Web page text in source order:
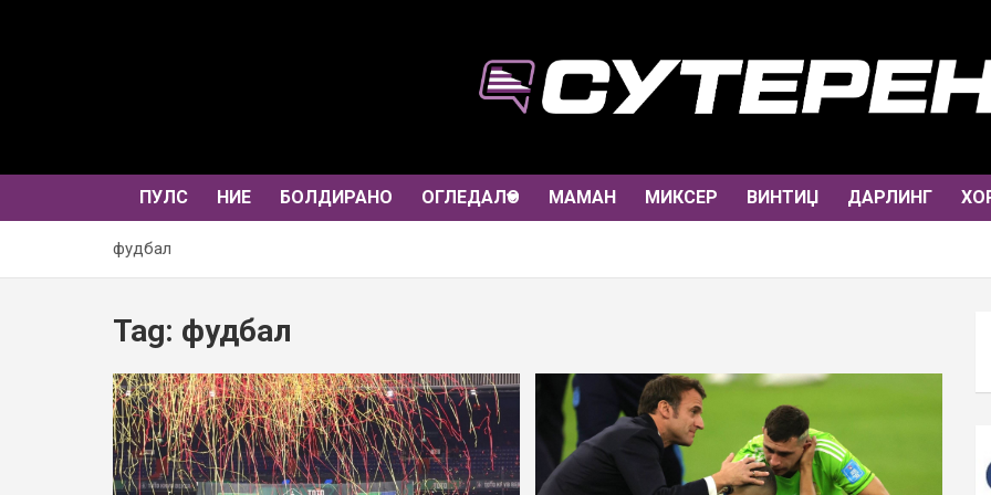
ПУЛС НИЕ БОЛДИРАНО ОГЛЕДАЛО МАМАН МИКСЕР ВИНТИЏ ДАРЛИНГ
фудбал
Tag: фудбал